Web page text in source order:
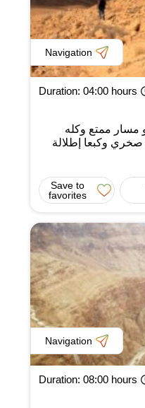
Navigation
Duration: 04:00 hours
مسار ممتع وكله
وكبعا إطلالة
Save to
favorites
Navigation
Duration: 08:00 hours